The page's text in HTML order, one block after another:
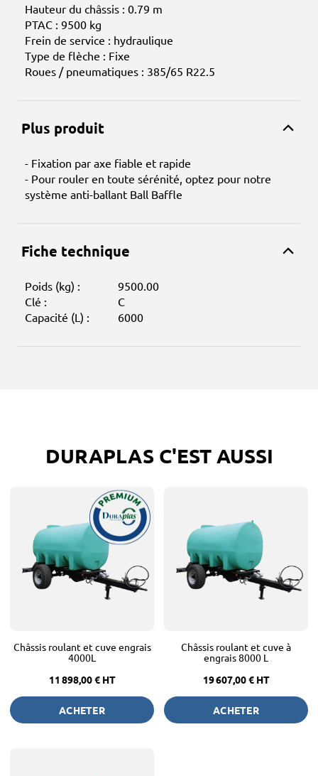
Hauteur du châssis : 0.79 m
PTAC : 9500 kg
Frein de service : hydraulique
Type de flèche : Fixe
Roues / pneumatiques : 385/65 R22.5
Plus produit
- Fixation par axe fiable et rapide
- Pour rouler en toute sérénité, optez pour notre
système anti-ballant Ball Baffle
Fiche technique
Poids (kg) :
9500.00
Clé :
C
Capacité (L) :
6000
DURAPLAS C'EST AUSSI
Châssis roulant et cuve engrais
4000L
11 898,00 € HT
ACHETER
Châssis roulant et cuve à
engrais 8000 L
19 607,00 € HT
ACHETER